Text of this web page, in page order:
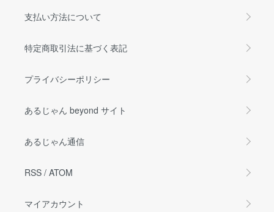
支払い方法について
特定商取引法に基づく表記
プライバシーポリシー
あるじゃん beyond サイト
あるじゃん通信
RSS / ATOM
マイアカウント